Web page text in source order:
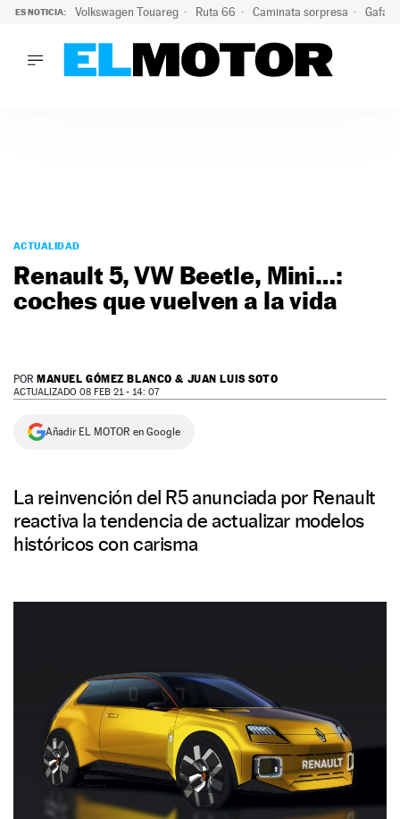
ES NOTICIA: Volkswagen Touareg Ruta 66 Caminata sorpresa Gafas
PODCAST
MOTOS
TECNOLOGÍA
SERVICIOS
NEWSLETTER
ACTUALIDAD
Renault 5, VW Beetle, Mini…:
coches que vuelven a la vida
POR MANUEL GÓMEZ BLANCO & JUAN LUIS SOTO
ACTUALIZADO 08 FEB 21 - 14: 07
Añadir EL MOTOR en Google
La reinvención del R5 anunciada por Renault
reactiva la tendencia de actualizar modelos
históricos con carisma